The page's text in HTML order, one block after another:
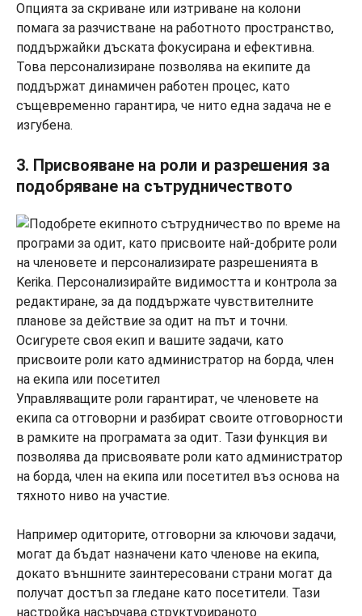
Опцията за скриване или изтриване на колони
помага за разчистване на работното пространство,
поддържайки дъската фокусирана и ефективна.
Това персонализиране позволява на екипите да
поддържат динамичен работен процес, като
същевременно гарантира, че нито една задача не е
изгубена.
3. Присвояване на роли и разрешения за
подобряване на сътрудничеството
Управляващите роли гарантират, че членовете на
екипа са отговорни и разбират своите отговорности
в рамките на програмата за одит. Тази функция ви
позволява да присвоявате роли като администратор
на борда, член на екипа или посетител въз основа на
тяхното ниво на участие.
Например одиторите, отговорни за ключови задачи,
могат да бъдат назначени като членове на екипа,
докато външните заинтересовани страни могат да
получат достъп за гледане като посетители. Тази
настройка насърчава структурираното